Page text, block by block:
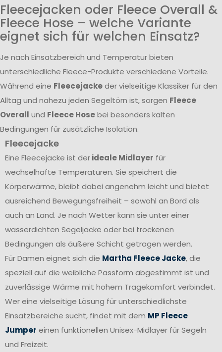
Fleecejacken oder Fleece Overall &
Fleece Hose – welche Variante
eignet sich für welchen Einsatz?
Je nach Einsatzbereich und Temperatur bieten
unterschiedliche Fleece-Produkte verschiedene Vorteile.
Während eine Fleecejackeder vielseitige Klassiker für den
Alltag und nahezu jeden Segeltörn ist, sorgen Fleece
Overall und Fleece Hosebei besonders kalten
Bedingungen für zusätzliche Isolation.
Fleecejacke
Eine Fleecejacke ist derideale Midlayer für
wechselhafte Temperaturen. Sie speichert die
Körperwärme, bleibt dabei angenehm leicht und bietet
ausreichend Bewegungsfreiheit – sowohl an Bord als
auch an Land. Je nach Wetter kann sie unter einer
wasserdichten Segeljacke oder bei trockenen
Bedingungen als äußere Schicht getragen werden.
Für Damen eignet sich die Martha Fleece Jacke, die
speziell auf die weibliche Passform abgestimmt ist und
zuverlässige Wärme mit hohem Tragekomfort verbindet.
Wer eine vielseitige Lösung für unterschiedlichste
Einsatzbereiche sucht, findet mit dem MP Fleece
Jumper einen funktionellen Unisex-Midlayer für Segeln
und Freizeit.